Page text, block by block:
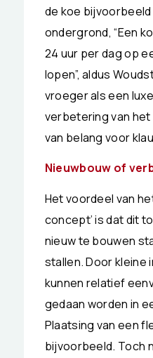
de koe
ondergrond, “Een
24 uur per dag op
lopen”, aldus
vroeger als een
verbetering van
van belang voor
Nieuwbouw of
Het voordeel van
concept’ is dat dit
nieuw te bouwen
stallen. Door kleine
kunnen relatief
gedaan worden in
Plaatsing van een
bijvoorbeeld. Toch